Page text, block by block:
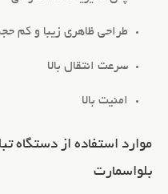
طراحی ظاهری زیبا و کم
سرعت انتقال بالا
امنیت بالا
موارد استفاده از دستگاه
بلواسمارت